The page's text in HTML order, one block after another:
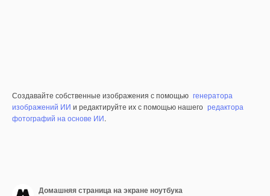
Создавайте собственные изображения с помощью генератора
изображений ИИ и редактируйте их с помощью нашего редактора
фотографий на основе ИИ.
Домашняя страница на экране ноутбука